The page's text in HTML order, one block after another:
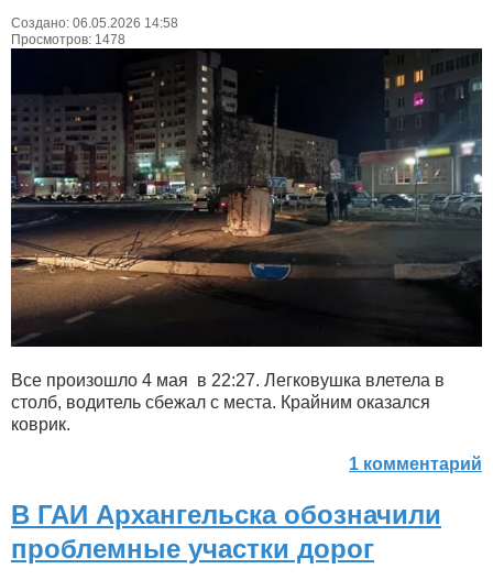
Создано: 06.05.2026 14:58
Просмотров: 1478
Все произошло 4 мая в 22:27. Легковушка влетела в
столб, водитель сбежал с места. Крайним оказался
коврик.
1 комментарий
В ГАИ Архангельска обозначили
проблемные участки дорог